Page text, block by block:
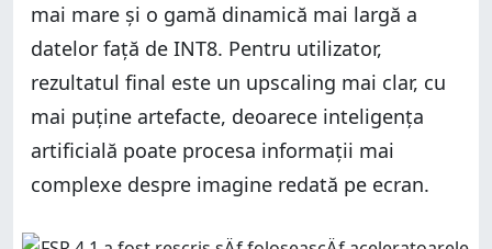
mai mare și o gamă dinamică mai largă a
datelor față de INT8. Pentru utilizator,
rezultatul final este un upscaling mai clar, cu
mai puține artefacte, deoarece inteligența
artificială poate procesa informații mai
complexe despre imagine redată pe ecran.